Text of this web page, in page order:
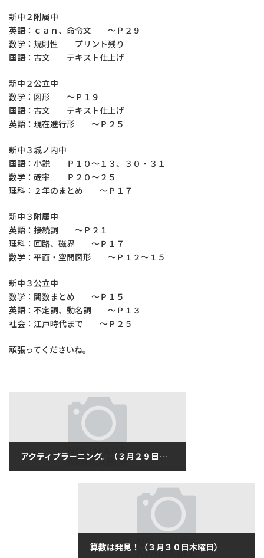
新中２附属中
英語：ｃａｎ、命令文 ～Ｐ２９
数学：規則性 プリント残り
国語：古文 テキスト仕上げ
新中２公立中
数学：図形 ～Ｐ１９
国語：古文 テキスト仕上げ
英語：現在進行形 ～Ｐ２５
新中３城ノ内中
国語：小説 Ｐ１０～１３、３０・３１
数学：確率 Ｐ２０～２５
理科：２年のまとめ ～Ｐ１７
新中３附属中
英語：接続詞 ～Ｐ２１
理科：回路、磁界 ～Ｐ１７
数学：平面・空間図形 ～Ｐ１２～１５
新中３公立中
数学：関数まとめ ～Ｐ１５
英語：不定詞、動名詞 ～Ｐ１３
社会：江戸時代まで ～Ｐ２５
頑張ってくださいね。
アクティブラーニング。（３月２９日水曜日）
算数は発見！（３月３０日木曜日）